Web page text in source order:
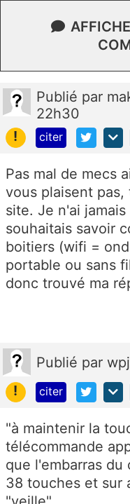
Publié par
22h30
!
citer
Pas mal de mecs
vous plaisent
site. Je n'ai
souhaitais savoir
boitiers (wifi =
portable ou sans
donc trouvé ma
Publié par
!
citer
"à maintenir la
télécommande
que l'embarras du
38 touches et sur